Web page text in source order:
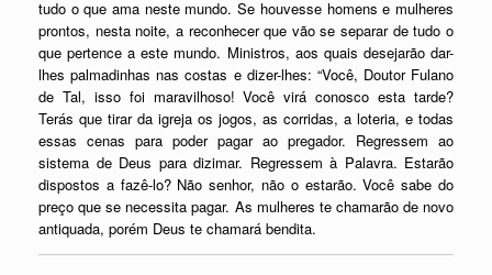
tudo o que ama neste mundo. Se houvesse homens e mulheres
prontos, nesta noite, a reconhecer que vão se separar de tudo o
que pertence a este mundo. Ministros, aos quais desejarão dar-
lhes palmadinhas nas costas e dizer-lhes: “Você, Doutor Fulano
de Tal, isso foi maravilhoso! Você virá conosco esta tarde?
Terás que tirar da igreja os jogos, as corridas, a loteria, e todas
essas cenas para poder pagar ao pregador. Regressem ao
sistema de Deus para dizimar. Regressem à Palavra. Estarão
dispostos a fazê-lo? Não senhor, não o estarão. Você sabe do
preço que se necessita pagar. As mulheres te chamarão de novo
antiquada, porém Deus te chamará bendita.